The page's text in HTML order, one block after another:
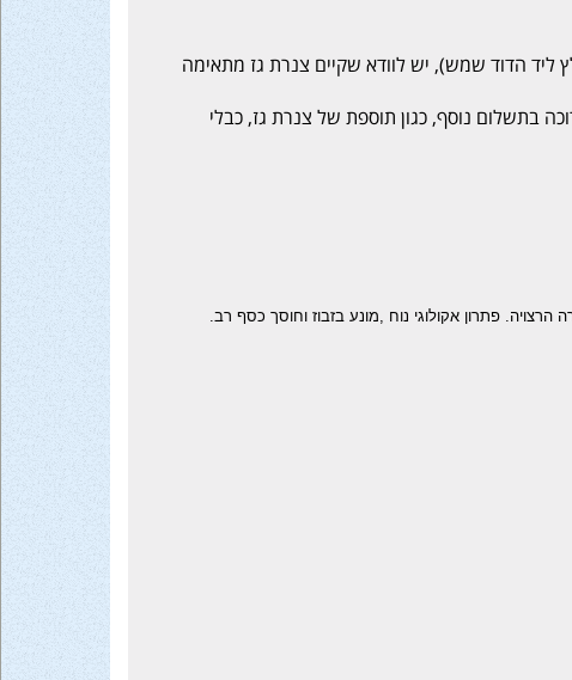
ליד הדוד שמש), יש לוודא שקיים צנרת גז מתאימה
בתשלום נוסף, כגון תוספת של צנרת גז, כבלי
פתרון אקולוגי נוח ,מונע בזבוז וחוסך כסף רב.